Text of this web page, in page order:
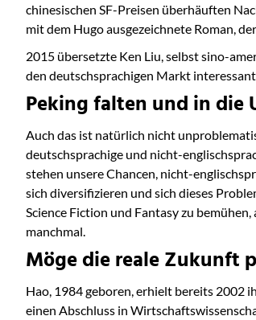
chinesischen SF-Preisen überhäuften
mit dem Hugo ausgezeichnete Roman,
2015 übersetzte Ken Liu, selbst sino-
den deutschsprachigen Markt interessant.
Peking falten und in die
Auch das ist natürlich nicht
deutschsprachige und nicht-
stehen unsere Chancen, nicht-
sich diversifizieren und sich dieses
Science Fiction und Fantasy zu
manchmal.
Möge die reale Zukunft
Hao, 1984 geboren, erhielt bereits 2002
einen Abschluss in